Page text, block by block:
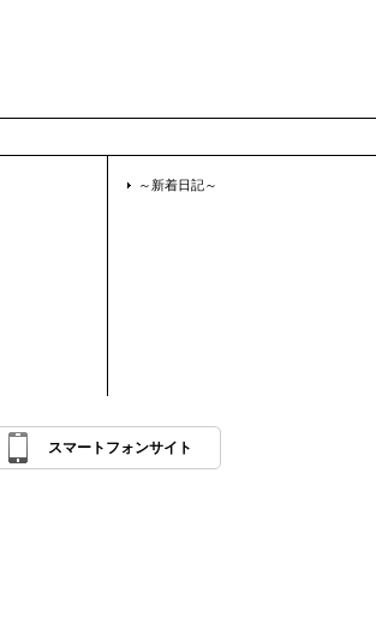
～新着日記～
スマートフォンサイト